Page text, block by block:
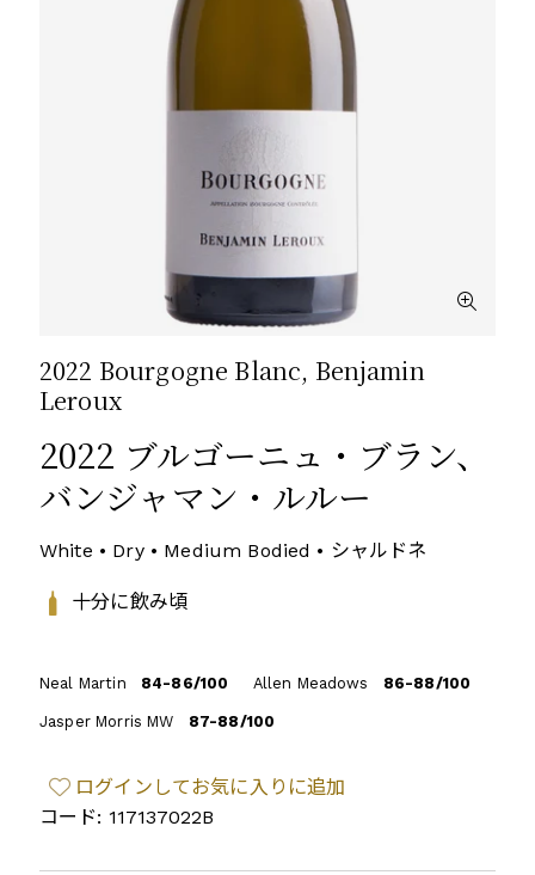
2022 Bourgogne Blanc, Benjamin
Leroux
2022 ブルゴーニュ・ブラン、
バンジャマン・ルルー
White • Dry • Medium Bodied • シャルドネ
十分に飲み頃
Neal Martin 84-86/100 Allen Meadows 86-88/100
Jasper Morris MW 87-88/100
ログインしてお気に入りに追加
コード: 117137022B